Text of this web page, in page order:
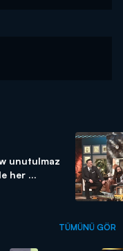
unutulmaz
her ...
TÜMÜNÜ GÖR